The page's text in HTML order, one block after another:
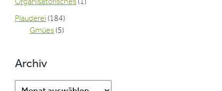
Plauderei (184)
Gmües (5)
Archiv
Archiv